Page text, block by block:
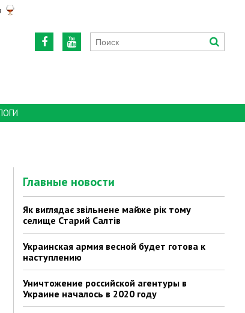
Главные новости
Як виглядає звільнене майже рік тому
селище Старий Салтів
Украинская армия весной будет готова к
наступлению
Уничтожение российской агентуры в
Украине началось в 2020 году